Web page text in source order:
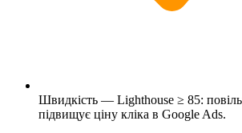
Швидкість — Lighthouse ≥ 85:
підвищує ціну кліка в Google Ads.